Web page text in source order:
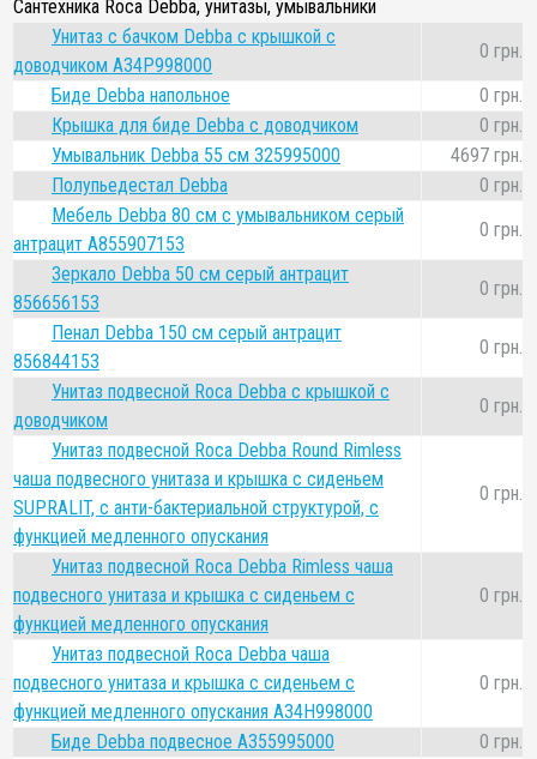
Сантехника Roca Debba, унитазы, умывальники
Унитаз с бачком Debba с крышкой с
доводчиком A34P998000
0 грн.
Биде Debba напольное
0 грн.
Крышка для биде Debba с доводчиком
0 грн.
Умывальник Debba 55 см 325995000
4697 грн.
Полупьедестал Debba
0 грн.
Мебель Debba 80 см с умывальником серый
антрацит A855907153
0 грн.
Зеркало Debba 50 см серый антрацит
856656153
0 грн.
Пенал Debba 150 см серый антрацит
856844153
0 грн.
Унитаз подвесной Roca Debba с крышкой с
доводчиком
0 грн.
Унитаз подвесной Roca Debba Round Rimless
чаша подвесного унитаза и крышка с сиденьем
SUPRALIT, с анти-бактериальной структурой, с
функцией медленного опускания
0 грн.
Унитаз подвесной Roca Debba Rimless чаша
подвесного унитаза и крышка с сиденьем с
функцией медленного опускания
0 грн.
Унитаз подвесной Roca Debba чаша
подвесного унитаза и крышка с сиденьем с
функцией медленного опускания A34H998000
0 грн.
Биде Debba подвесное A355995000
0 грн.